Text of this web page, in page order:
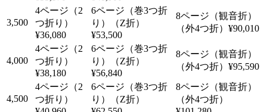
3,500
¥36,080
¥53,500
¥90,010
4,000
¥38,180
¥56,840
¥95,590
4,500